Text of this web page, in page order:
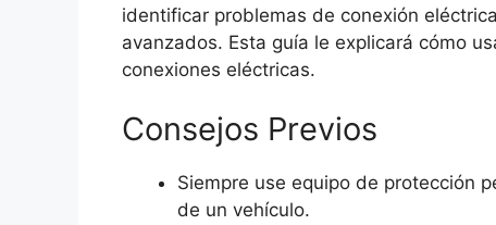
identificar problemas de conexión
avanzados. Esta guía le explicará cómo
conexiones eléctricas.
Consejos Previos
Siempre use equipo de protección
de un vehículo.